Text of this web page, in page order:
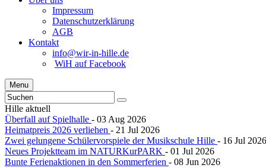
Impressum
Datenschutzerklärung
AGB
Kontakt
info@wir-in-hille.de
WiH auf Facebook
Menu
Hille aktuell
Überfall auf Spielhalle - 03 Aug 2026
Heimatpreis 2026 verliehen - 21 Jul 2026
Zwei gelungene Schülervorspiele der Musikschule Hille - 16 Jul 2026
Neues Projektteam im NATURKurPARK - 01 Jul 2026
Bunte Ferienaktionen in den Sommerferien - 08 Jun 2026